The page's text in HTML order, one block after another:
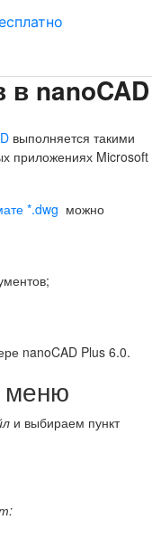
nanoCAD
выполняется такими
приложениях Microsoft
*.dwg можно
nanoCAD Plus 6.0.
и выбираем пункт